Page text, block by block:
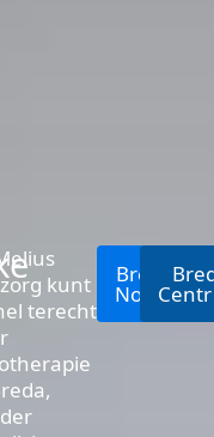
kunt
terecht
Breda
Noord